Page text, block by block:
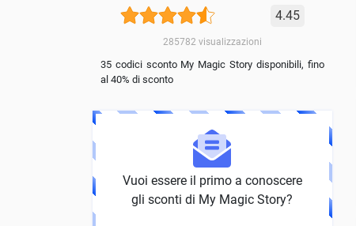
4.45
285782 visualizzazioni
35 codici sconto My Magic Story disponibili, fino
al 40% di sconto
Vuoi essere il primo a conoscere
gli sconti di My Magic Story?